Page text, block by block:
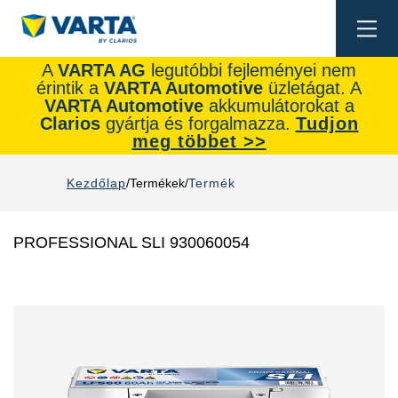
A VARTA AG legutóbbi fejleményei nem
érintik a VARTA Automotive üzletágat. A
VARTA Automotive akkumulátorokat a
Clariosgyártja és forgalmazza. Tudjon
meg többet >>
Kezdőlap Termékek Termék
PROFESSIONAL SLI 930060054